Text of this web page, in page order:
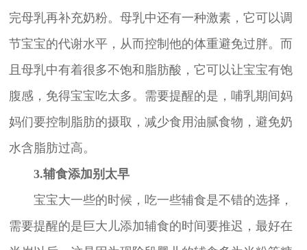
完母乳再补充奶粉。母乳中还有一种激素，它可以调
节宝宝的代谢水平，从而控制他的体重避免过胖。而
且母乳中有着很多不饱和脂肪酸，它可以让宝宝有饱
腹感，免得宝宝吃太多。需要提醒的是，哺乳期间妈
妈们要控制脂肪的摄取，减少食用油腻食物，避免奶
水含脂肪过高。
3.辅食添加别太早
宝宝大一些的时候，吃一些辅食是不错的选择，
需要提醒的是巨大儿添加辅食的时间要推迟，最好在